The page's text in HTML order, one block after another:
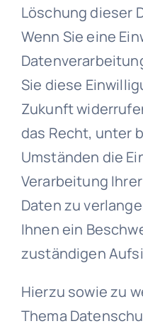
Löschung dieser
Wenn Sie eine
Sie diese
Zukunft
das Recht, unter
Umständen die
Verarbeitung
Daten zu
Ihnen ein
zuständigen
Hierzu sowie zu
Thema